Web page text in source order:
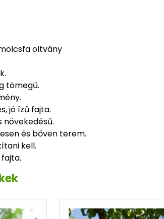
oltvány
tömegű.
jó ízű fajta.
növekedésű.
és bőven terem.
kell.